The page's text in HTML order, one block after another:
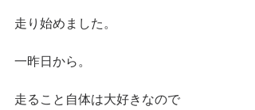
走り始めました。
一昨日から。
走ること自体は大好きなので